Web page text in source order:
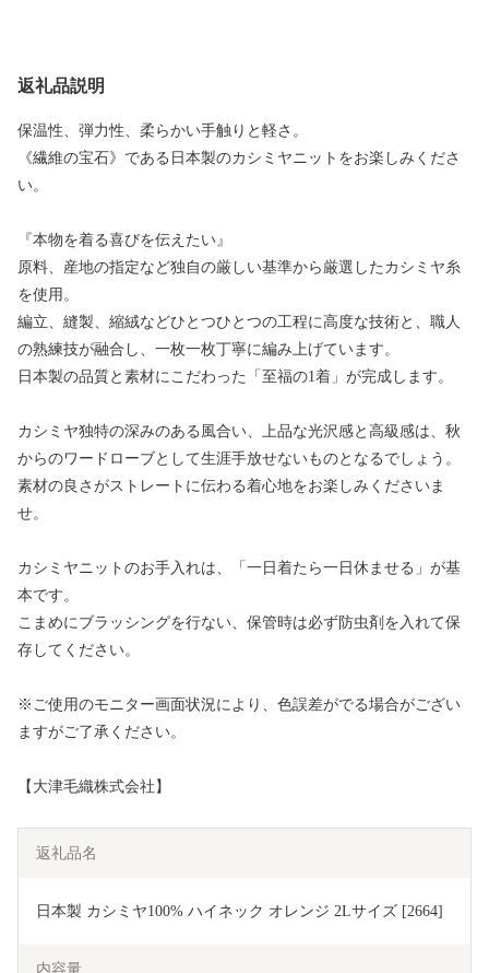
返礼品説明
保温性、弾力性、柔らかい手触りと軽さ。
《繊維の宝石》である日本製のカシミヤニットをお楽しみくださ
い。
『本物を着る喜びを伝えたい』
原料、産地の指定など独自の厳しい基準から厳選したカシミヤ糸
を使用。
編立、縫製、縮絨などひとつひとつの工程に高度な技術と、職人
の熟練技が融合し、一枚一枚丁寧に編み上げています。
日本製の品質と素材にこだわった「至福の1着」が完成します。
カシミヤ独特の深みのある風合い、上品な光沢感と高級感は、秋
からのワードローブとして生涯手放せないものとなるでしょう。
素材の良さがストレートに伝わる着心地をお楽しみくださいま
せ。
カシミヤニットのお手入れは、「一日着たら一日休ませる」が基
本です。
こまめにブラッシングを行ない、保管時は必ず防虫剤を入れて保
存してください。
※ご使用のモニター画面状況により、色誤差がでる場合がござい
ますがご了承ください。
【大津毛織株式会社】
返礼品名
日本製 カシミヤ100% ハイネック オレンジ 2Lサイズ [2664]
内容量